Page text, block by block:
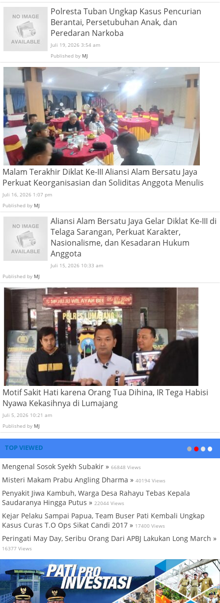
Polresta Tuban Ungkap Kasus Pencurian
Berantai, Persetubuhan Anak, dan
Peredaran Narkoba
Juli 19, 2026 3:54 am
Published by MJ
Malam Terakhir Diklat Ke-III Aliansi Alam Bersatu Jaya
Perkuat Keorganisasian dan Soliditas Anggota Menulis
Juli 16, 2026 1:07 pm
Published by MJ
Aliansi Alam Bersatu Jaya Gelar Diklat Ke-III di
Telaga Sarangan, Perkuat Karakter,
Nasionalisme, dan Kesadaran Hukum
Anggota
Juli 15, 2026 10:33 am
Published by MJ
Motif Sakit Hati karena Orang Tua Dihina, IR Tega Habisi
Nyawa Kekasihnya di Lumajang
Juli 5, 2026 10:21 am
Published by MJ
TOP VIEWED
Mengenal Sosok Syekh Subakir » 66848 Views
Misteri Makam Prabu Angling Dharma » 40194 Views
Penyakit Jiwa Kambuh, Warga Desa Rahayu Tebas Kepala
Saudaranya Hingga Putus » 22044 Views
Kejar Pelaku Sampai Papua, Team Buser Pati Kembali Ungkap
Kasus Curas T.O Ops Sikat Candi 2017 » 17400 Views
Peringati May Day, Seribu Orang Dari APBJ Lakukan Long March »
16377 Views